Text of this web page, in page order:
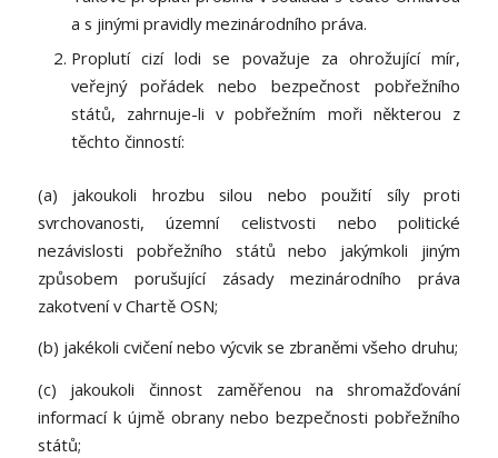
a s jinými pravidly mezinárodního práva.
Proplutí cizí lodi se považuje za ohrožující mír,
veřejný pořádek nebo bezpečnost pobřežního
států, zahrnuje-li v pobřežním moři některou z
těchto činností:
(a) jakoukoli hrozbu silou nebo použití síly proti
svrchovanosti, územní celistvosti nebo politické
nezávislosti pobřežního států nebo jakýmkoli jiným
způsobem porušující zásady mezinárodního práva
zakotvení v Chartě OSN;
(b) jakékoli cvičení nebo výcvik se zbraněmi všeho druhu;
(c) jakoukoli činnost zaměřenou na shromažďování
informací k újmě obrany nebo bezpečnosti pobřežního
států;